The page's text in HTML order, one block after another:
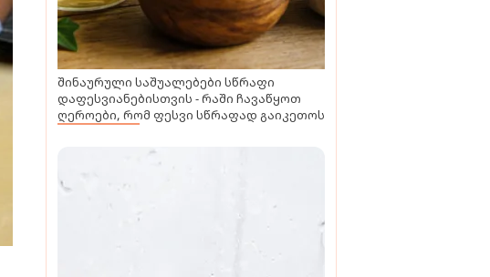
შინაურული საშუალებები სწრაფი
დაფესვიანებისთვის - რაში ჩავაწყოთ
ღეროები, რომ ფესვი სწრაფად გაიკეთოს